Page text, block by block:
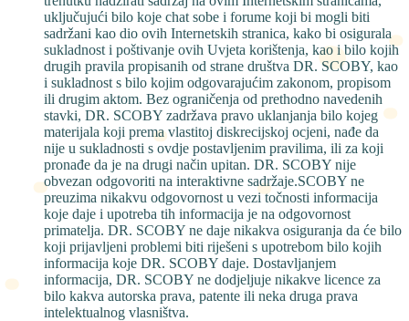
uključujući bilo koje chat sobe i forume koji bi mogli biti
sadržani kao dio ovih Internetskih stranica, kako bi osigurala
sukladnost i poštivanje ovih Uvjeta korištenja, kao i bilo kojih
drugih pravila propisanih od strane društva DR. SCOBY, kao
i sukladnost s bilo kojim odgovarajućim zakonom, propisom
ili drugim aktom. Bez ograničenja od prethodno navedenih
stavki, DR. SCOBY zadržava pravo uklanjanja bilo kojeg
materijala koji prema vlastitoj diskrecijskoj ocjeni, nađe da
nije u sukladnosti s ovdje postavljenim pravilima, ili za koji
pronađe da je na drugi način upitan. DR. SCOBY nije
obvezan odgovoriti na interaktivne sadržaje.SCOBY ne
preuzima nikakvu odgovornost u vezi točnosti informacija
koje daje i upotreba tih informacija je na odgovornost
primatelja. DR. SCOBY ne daje nikakva osiguranja da će bilo
koji prijavljeni problemi biti riješeni s upotrebom bilo kojih
informacija koje DR. SCOBY daje. Dostavljanjem
informacija, DR. SCOBY ne dodjeljuje nikakve licence za
bilo kakva autorska prava, patente ili neka druga prava
intelektualnog vlasništva.